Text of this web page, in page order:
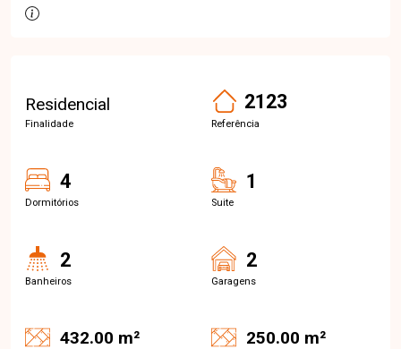
Residencial
Finalidade
2123
Referência
4
Dormitórios
1
Suite
2
Banheiros
2
Garagens
432.00 m² 250.00 m²